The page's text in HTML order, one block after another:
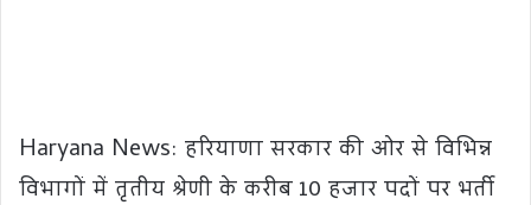
Haryana News: हरियाणा सरकार की ओर से विभिन्न
विभागों में तृतीय श्रेणी के करीब 10 हजार पदों पर भर्ती